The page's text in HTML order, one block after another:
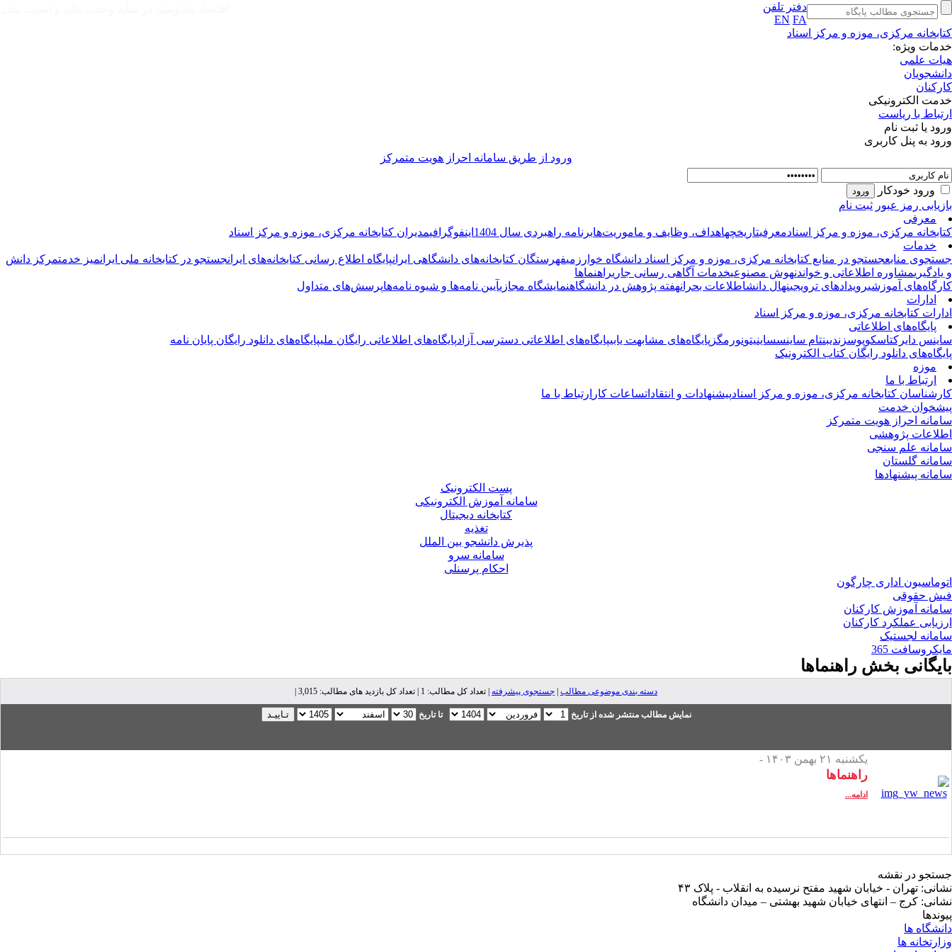
دفتر تلفن
EN FA
کتابخانه مرکزی، موزه و مرکز اسناد
خدمات ویژه:
هیات علمی
دانشجویان
کارکنان
خدمت الکترونیکی
ارتباط با ریاست
ورود یا ثبت نام
ورود به پنل کاربری
ورود از طريق سامانه احراز هويت متمركز
ورود خودکار
بازیابی رمز عبور ثبت نام
معرفی
کتابخانه‌ مرکزی، موزه و مرکز اسنادمعرفیتاریخچهاهداف، وظایف و ماموریت‌هابرنامه راهبردی سال 1404 اینفوگرافیمدیران کتابخانه مرکزی، موزه و مرکز اسناد
خدمات
جستجوی منابعجستجو در منابع کتابخانه مرکزی، موزه و مرکز اسناد دانشگاه خوارزمیفهرستگان کتابخانه‌های دانشگاهی ایرانپایگاه اطلاع‌ رسانی کتابخانه‌های ایرانجستجو در کتابخانه ملی ایرانمیز خدمتمرکز دانش
و یادگیریمشاوره اطلاعاتی و خواندنهوش مصنوعیخدمات آگاهی رسانی جاریراهنماها
کارگاه‌های آموزشیرویدادهای ترویجینهال دانشاطلاعات بحرانهفته پژوهش در دانشگاهنمایشگاه مجازیآیین نامه‌ها و شیوه نامه‌هاپرسش‌های متداول
ادارات
ادارات کتابخانه مرکزی، موزه و مرکز اسناد
پایگاه‌های اطلاعاتی
ساینس دایرکتاسکوپوسزندیبنتام ساینسساینیتونورمگز پایگاه‌های مشابهت یابیپایگاه‌های اطلاعاتی دسترسی آزادپایگاه‌های اطلاعاتی رایگان ملیپایگاه‌های دانلود رایگان پایان نامه
پایگاه‌های دانلود رایگان کتاب الکترونیک
موزه
ارتباط با ما
کارشناسان کتابخانه مرکزی، موزه و مرکز اسنادپیشنهادات و انتقاداتساعات کار ارتباط با ما
پیشخوان خدمت
سامانه احراز هویت متمرکز
اطلاعات پژوهشی
سامانه علم سنجی
سامانه گلستان
سامانه پیشنهادها
پست الکترونیک
سامانه آموزش الکترونیکی
کتابخانه دیجیتال
تغذیه
پذیرش دانشجو بین الملل
سامانه سرو
احکام پرسنلی
اتوماسیون اداری چارگون
فیش حقوقی
سامانه آموزش کارکنان
ارزیابی عملکرد کارکنان
سامانه لجستیک
مایکروسافت 365
بایگانی بخش راهنماها
دسته بندی موضوعی مطالب جستجوی پیشرفته | تعداد کل مطالب: 1 | تعداد کل بازدید های مطالب: 3,015 |
نمایش مطالب منتشر شده از تاریخ تا تاریخ
یکشنبه ۲۱ بهمن ۱۴۰۳ -
راهنماها
ادامه...
جستجو در نقشه
نشانی: تهران - خیابان شهید مفتح نرسیده به انقلاب - پلاک ۴۳
نشانی: کرج – انتهای خیابان شهید بهشتی – میدان دانشگاه
پیوندها
دانشگاه ها
وزارتخانه ها